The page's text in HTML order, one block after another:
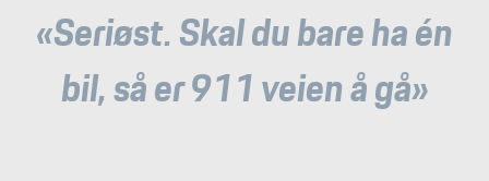
«Seriøst. Skal du bare ha én
bil, så er 911 veien å gå»